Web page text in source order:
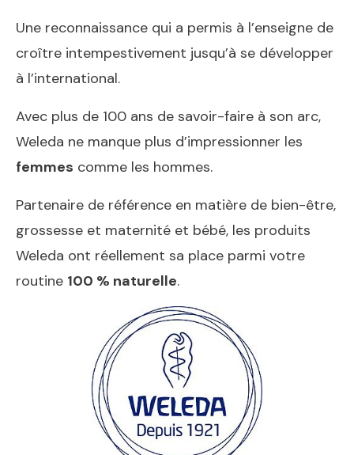
Une reconnaissance qui a permis à l’enseigne de
croître intempestivement jusqu’à se développer
à l’international.
Avec plus de 100 ans de savoir-faire à son arc,
Weleda ne manque plus d’impressionner les
femmes comme les hommes.
Partenaire de référence en matière de bien-être,
grossesse et maternité et bébé, les produits
Weleda ont réellement sa place parmi votre
routine 100 % naturelle.